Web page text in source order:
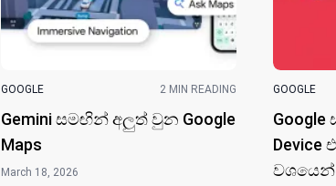
GOOGLE 2 MIN READING
Gemini සමඟින් අලුත් වුන Google
Maps
March 18, 2026
GOOGLE
Device